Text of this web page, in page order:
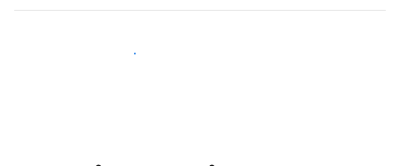
Gjør som andre verter som deg